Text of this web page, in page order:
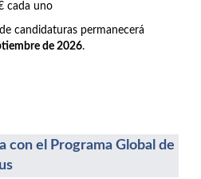
cada uno
candidaturas permanecerá
de 2026.
con el Programa Global de